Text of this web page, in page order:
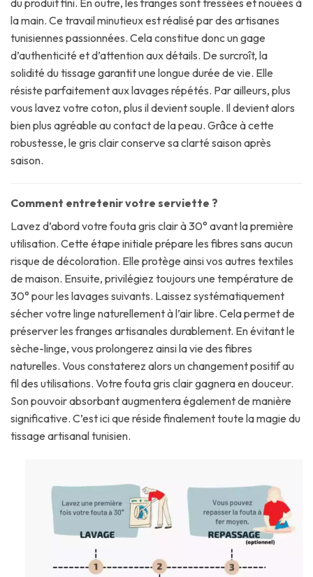
la main. Ce travail minutieux est réalisé par des artisanes
tunisiennes passionnées. Cela constitue donc un gage
d’authenticité et d’attention aux détails. De surcroît, la
solidité du tissage garantit une longue durée de vie. Elle
résiste parfaitement aux lavages répétés. Par ailleurs, plus
vous lavez votre coton, plus il devient souple. Il devient alors
bien plus agréable au contact de la peau. Grâce à cette
robustesse, le gris clair conserve sa clarté saison après
saison.
Comment entretenir votre serviette ?
Lavez d’abord votre fouta gris clair à 30° avant la première
utilisation. Cette étape initiale prépare les fibres sans aucun
risque de décoloration. Elle protège ainsi vos autres textiles
de maison. Ensuite, privilégiez toujours une température de
30° pour les lavages suivants. Laissez systématiquement
sécher votre linge naturellement à l’air libre. Cela permet de
préserver les franges artisanales durablement. En évitant le
sèche-linge, vous prolongerez ainsi la vie des fibres
naturelles. Vous constaterez alors un changement positif au
fil des utilisations. Votre fouta gris clair gagnera en douceur.
Son pouvoir absorbant augmentera également de manière
significative. C’est ici que réside finalement toute la magie du
tissage artisanal tunisien.